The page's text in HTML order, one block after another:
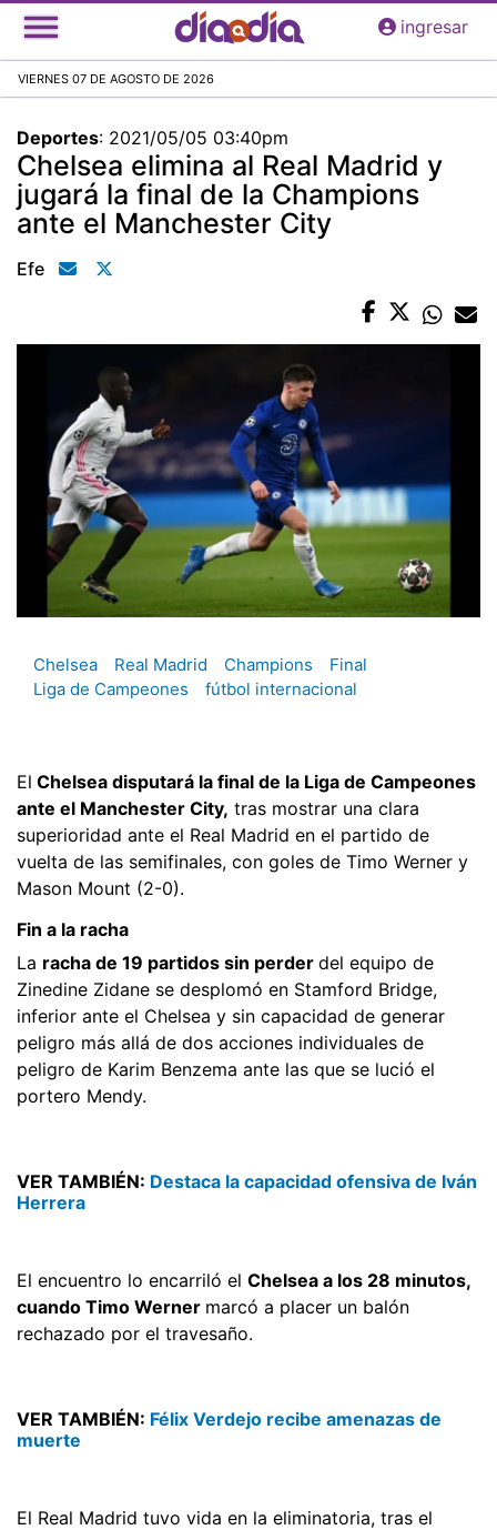
Pasar
al
principal
ingresar
VIERNES 07 DE AGOSTO DE 2026
Deportes: 2021/05/05 03:40pm
Chelsea elimina al Real Madrid y
jugará la final de la Champions
ante el Manchester City
Efe
Chelsea Real Madrid Champions
Final
Liga de Campeones
fútbol internacional
El Chelsea disputará la final de la Liga de Campeones
ante el Manchester City, tras mostrar una clara
superioridad ante el Real Madrid en el partido de
vuelta de las semifinales, con goles de Timo Werner y
Mason Mount (2-0).
Fin a la racha
La racha de 19 partidos sin perder del equipo de
Zinedine Zidane se desplomó en Stamford Bridge,
inferior ante el Chelsea y sin capacidad de generar
peligro más allá de dos acciones individuales de
peligro de Karim Benzema ante las que se lució el
portero Mendy.
VER TAMBIÉN: Destaca la capacidad ofensiva de Iván
Herrera
El encuentro lo encarriló el Chelsea a los 28 minutos,
cuando Timo Werner marcó a placer un balón
rechazado por el travesaño.
VER TAMBIÉN: Félix Verdejo recibe amenazas de
muerte
El Real Madrid tuvo vida en la eliminatoria, tras el